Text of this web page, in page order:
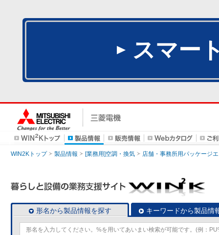
スマー
WIN2Kトップ 製品情報 [業務用]空調・換気 店舗・事務所用パッケージ
形名から製品情報を探す キーワードから製品情